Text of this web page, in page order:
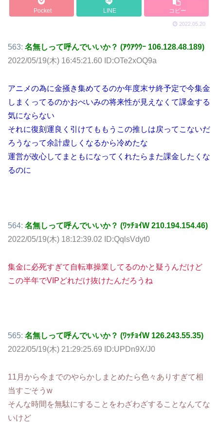
Pocket LINE コピー
2022.05.20
563: 名無しって呼んでいいか？ (ｱｳｱｳｳｰ 106.128.48.189)
2022/05/19(木) 16:45:21.60 ID:OTe2xOQ9a
アニメの為に金掻き集めてるのか年度末サ終予定で今集金
しまくってるのかおべいみの将来性が見えなくて課金する
気にならない
それに復刻運良く引けてももうこの推しは戻ってこないだ
ろうなって余計虚しくなるから冷めたな
運営が改心してまともになってくれたらまた課金したくな
るのに
564: 名無しって呼んでいいか？ (ﾜｯﾁｮｲW 210.194.154.46)
2022/05/19(木) 18:12:39.02 ID:QqlsVdyt0
集金に必死すぎて自転車操業してるのかと疑うんだけど
この半年でVIPどれだけ抜けたんだろうね
565: 名無しって呼んでいいか？ (ﾜｯﾁｮｲW 126.243.55.35)
2022/05/19(木) 21:29:25.69 ID:UPDn9X/J0
11月から今までのやらかしまとめたら色々ありすぎて相
当すごそうw
そんな時間を無駄にすることをわざわざすることなんてな
いけど